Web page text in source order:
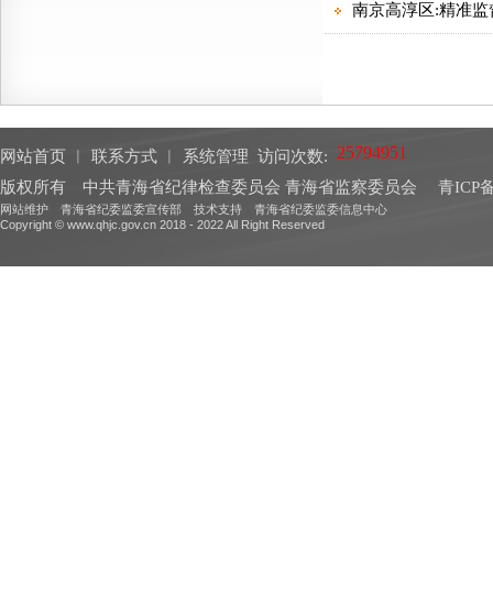
网站首页 联系方式 系统管理 访问次数:
版权所有 中共青海省纪律检查委员会 青海省监察委员会
青ICP
网站维护 青海省纪委监委宣传部 技术支持 青海省纪委监委信息中心
Copyright © www.qhjc.gov.cn 2018 - 2022 All Right Reserved